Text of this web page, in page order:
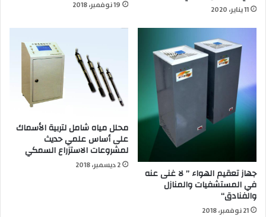
11 يناير، 2020 19 نوفمبر، 2018
جهاز تعقيم الهواء ” لا غنى عنه
في المستشفيات والمنازل
والفنادق“
21 نوفمبر، 2018
محلل مياه شامل لتربية الأسماك
على أساس علمي حديث
لمشروعات الاستزراع السمكي
2 ديسمبر، 2018